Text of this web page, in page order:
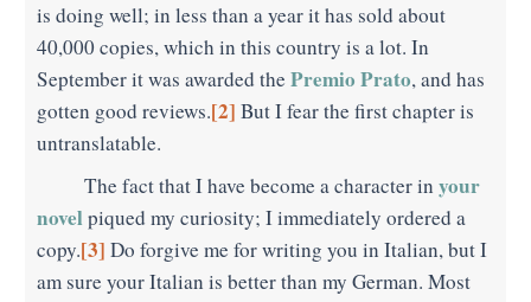
is doing well; in less than a year it has sold about
40,000 copies, which in this country is a lot. In
September it was awarded the Premio Prato, and has
gotten good reviews.[2] But I fear the first chapter is
untranslatable.
The fact that I have become a character in your
novelpiqued my curiosity; I immediately ordered a
copy.[3] Do forgive me for writing you in Italian, but I
am sure your Italian is better than my German. Most